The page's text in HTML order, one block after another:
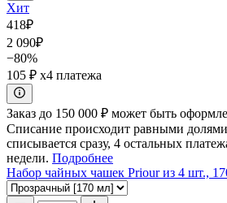
Хит
418₽
2 090₽
−80%
105 ₽ x4 платежа
Заказ до 150 000 ₽ может быть
Списание происходит равными
списывается сразу, 4 остальных
недели. Подробнее
Набор чайных чашек Priour из 4 шт.,